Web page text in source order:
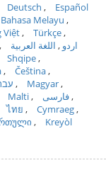
Deutsch
Español
Bahasa Melayu
Việt
Türkçe
اردو
اللغة العربية
Shqipe
Čeština
Magyar
Malti
فارسی
ไทย
Cymraeg
Kreyòl